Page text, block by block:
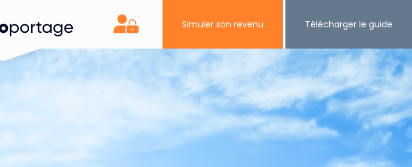
Accès privé Simuler son revenu Télécharger le guide